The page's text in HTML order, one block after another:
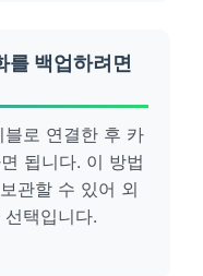
를 백업하려면
로 연결한 후 카
됩니다. 이 방법
관할 수 있어 외
택입니다.